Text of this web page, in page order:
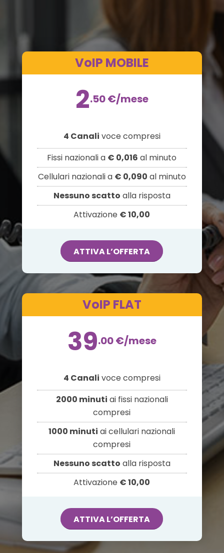
VoIP MOBILE
2.50€/mese
4 Canali voce compresi
Fissi nazionali a € 0,016 al minuto
Cellulari nazionali a € 0,090 al minuto
Nessuno scatto alla risposta
Attivazione € 10,00
ATTIVA L’OFFERTA
VoIP FLAT
39.00€/mese
4 Canali voce compresi
2000 minuti ai fissi nazionali
compresi
1000 minuti ai cellulari nazionali
compresi
Nessuno scatto alla risposta
Attivazione € 10,00
ATTIVA L’OFFERTA